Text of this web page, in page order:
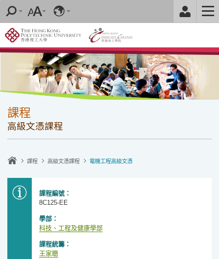
至
容
的
課程
高級文憑課程
課程 高級文憑課程 電機工程高級文憑
課程編號：
8C125-EE
學部 ：
科技、工程及健康學部
課程統籌：
王家聰